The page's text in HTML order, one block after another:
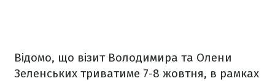
Відомо, що візит Володимира та Олени
Зеленських триватиме 7-8 жовтня, в рамках